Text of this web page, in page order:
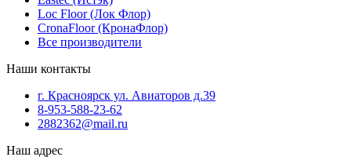
Loc Floor (Лок Флор)
CronaFloor (КронаФлор)
Все производители
Наши контакты
г. Красноярск ул. Авиаторов д.39
8-953-588-23-62
2882362@mail.ru
Наш адрес